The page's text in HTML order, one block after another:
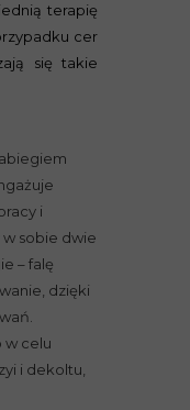
terapię
cer
się takie
i
sobie dwie
– falę
dzięki
w celu
i dekoltu,